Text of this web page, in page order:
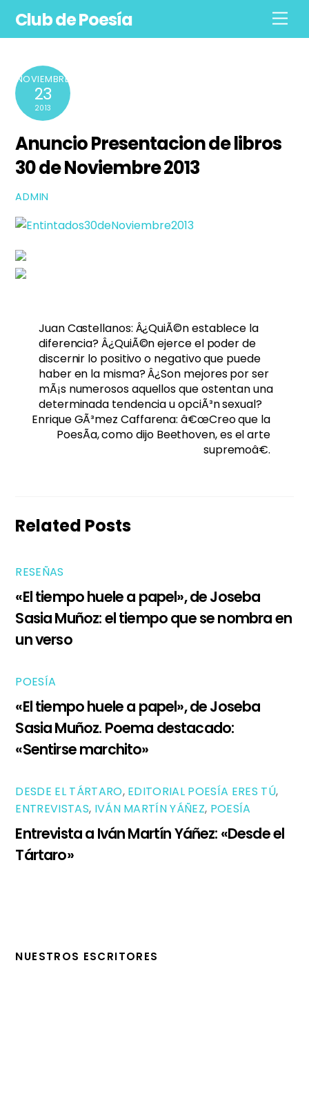
Club de Poesía
NOVIEMBRE
23
2013
Anuncio Presentacion de libros
30 de Noviembre 2013
ADMIN
Juan Castellanos: Â¿QuiÃ©n establece la
diferencia? Â¿QuiÃ©n ejerce el poder de
discernir lo positivo o negativo que puede
haber en la misma? Â¿Son mejores por ser
mÃ¡s numerosos aquellos que ostentan una
determinada tendencia u opciÃ³n sexual?
Enrique GÃ³mez Caffarena: â€œCreo que la
PoesÃ­a, como dijo Beethoven, es el arte
supremoâ€.
Related Posts
RESEÑAS
«El tiempo huele a papel», de Joseba
Sasia Muñoz: el tiempo que se nombra en
un verso
POESÍA
«El tiempo huele a papel», de Joseba
Sasia Muñoz. Poema destacado:
«Sentirse marchito»
DESDE EL TÁRTARO, EDITORIAL POESÍA ERES TÚ,
ENTREVISTAS, IVÁN MARTÍN YÁÑEZ, POESÍA
Entrevista a Iván Martín Yáñez: «Desde el
Tártaro»
NUESTROS ESCRITORES